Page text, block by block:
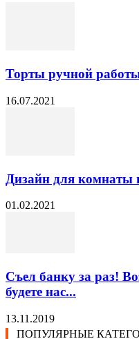
Торты ручной
16.07.2021
Дизайн для комнаты
01.02.2021
Съел банку за раз!
будете нас...
13.11.2019
ПОПУЛЯРНЫЕ